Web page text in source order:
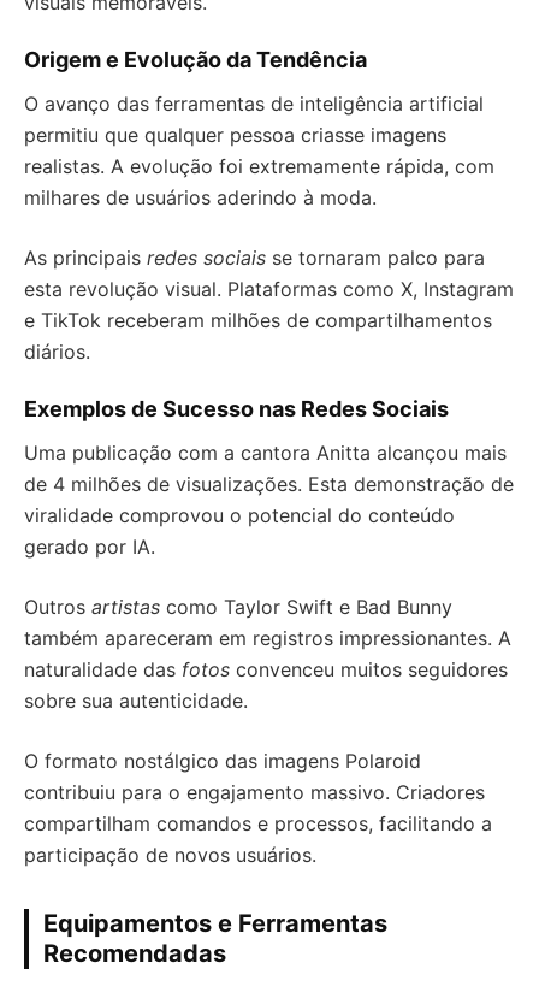
Origem e Evolução da Tendência
O avanço das ferramentas de inteligência artificial
permitiu que qualquer pessoa criasse imagens
realistas. A evolução foi extremamente rápida, com
milhares de usuários aderindo à moda.
As principais redes sociais se tornaram palco para
esta revolução visual. Plataformas como X, Instagram
e TikTok receberam milhões de compartilhamentos
diários.
Exemplos de Sucesso nas Redes Sociais
Uma publicação com a cantora Anitta alcançou mais
de 4 milhões de visualizações. Esta demonstração de
viralidade comprovou o potencial do conteúdo
gerado por IA.
Outros artistas como Taylor Swift e Bad Bunny
também apareceram em registros impressionantes. A
naturalidade das fotos convenceu muitos seguidores
sobre sua autenticidade.
O formato nostálgico das imagens Polaroid
contribuiu para o engajamento massivo. Criadores
compartilham comandos e processos, facilitando a
participação de novos usuários.
Equipamentos e Ferramentas
Recomendadas